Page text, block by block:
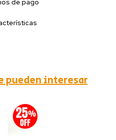
de pago
pueden interesar